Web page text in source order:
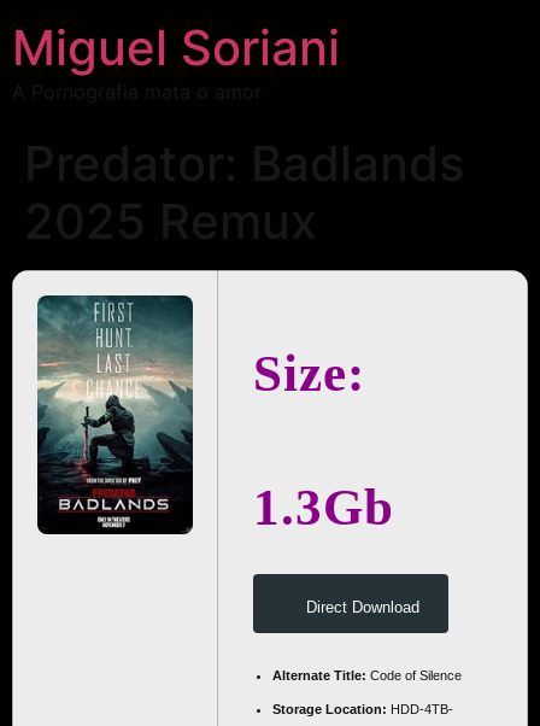
Miguel Soriani
A Pornografia mata o amor
Predator: Badlands
2025 Remux
Size:
1.3Gb
Direct Download
Alternate Title: Code of Silence
Storage Location: HDD-4TB-